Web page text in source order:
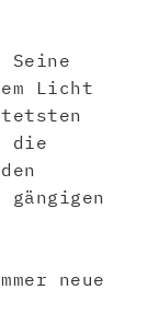
Licht
die
neue